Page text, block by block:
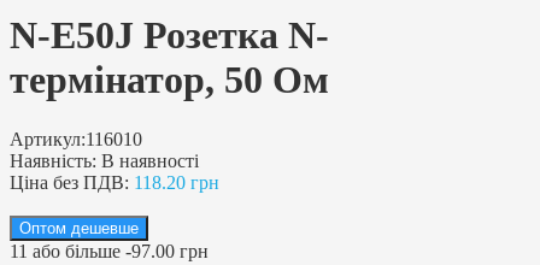
N-E50J Розетка N-
термінатор, 50 Ом
Артикул:116010
Наявність: В наявності
Ціна без ПДВ: 118.20 грн
Оптом дешевше
11 або більше -97.00 грн